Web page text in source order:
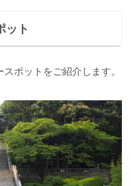
ット
ポットをご紹介します。